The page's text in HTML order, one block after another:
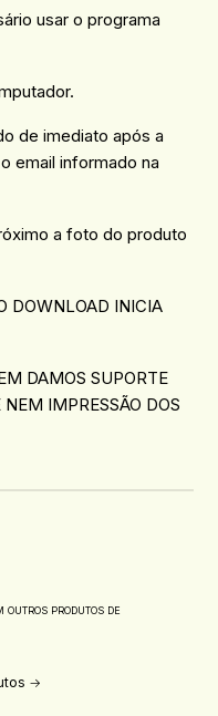
usar o programa
de imediato após a
email informado na
a foto do produto
DOWNLOAD INICIA
DAMOS SUPORTE
IMPRESSÃO DOS
OUTROS PRODUTOS DE